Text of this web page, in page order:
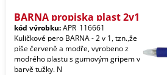
BARNA propiska plast 2v1
kód výrobku:APR_116661
Kuličkové pero BARNA - 2 v 1, tzn.,že
píše červeně a modře, vyrobeno z
modrého plastu s gumovým gripem v
barvě tužky. N